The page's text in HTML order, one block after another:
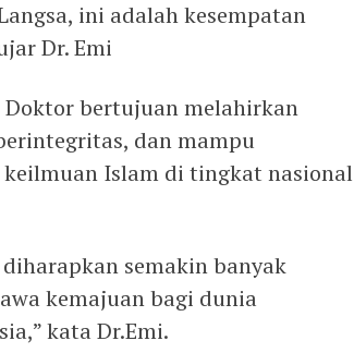
ini adalah kesempatan
Dr. Emi
bertujuan melahirkan
dan mampu
Islam di tingkat nasional
semakin banyak
kemajuan bagi dunia
kata Dr.Emi.